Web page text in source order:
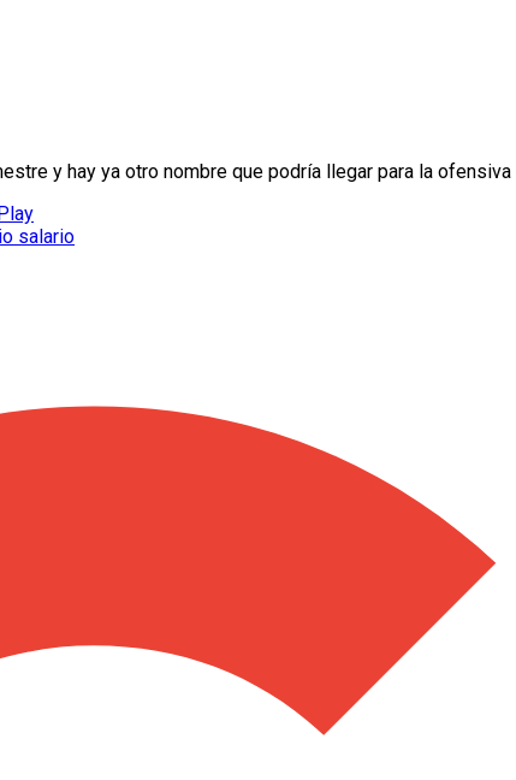
y hay ya otro nombre que podría llegar para la ofensiva
salario